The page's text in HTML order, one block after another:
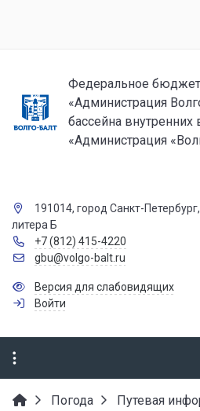
Федеральное
«Администрация
бассейна
«Администрация
191014, город Санкт-
литера Б
+7 (812) 415-4220
gbu@volgo-balt.ru
Версия для слабовидящих
Войти
Погода Путевая